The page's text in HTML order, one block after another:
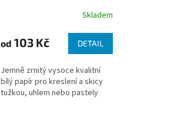
Skladem
od 103 Kč DETAIL
Jemně zrnitý vysoce kvalitní
bílý papír pro kreslení a skicy
tužkou, uhlem nebo pastely